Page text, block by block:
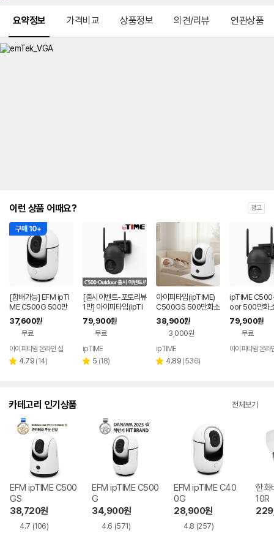
요약정보 가격비교 상품정보 의견/리뷰 연관상품
이런 상품 어때요? 광고
구매 10+
[합배가능] EFM ipTI
ME C500G 500만
화소 홈 CCTV IP 카
메라
37,600원
무료
아이피타임 온라인 샵
별 4.79 리
(14)
[출시이벤트-포토리뷰
1만] 아이피타임(ipTI
ME) C500-OUTDO
OR 실외용 IP 카메라
대한민국 서버 기반 5
K 아웃도어 CCTV
79,900원
무료
ipTIME
별 5 리
(18)
아이피타임(ipTIME)
C500GS 500만화소
가정용 홈캠 펫캠 베이
비캠 국내 서버 홈CC
38,900원
3,000원
ipTIME
별 4.89 리
(536)
ipTIME
oor 500만화
용 CCTV IP
79,900원
무료
아이피타임 온라
카테고리 인기상품 전체보기
EFM ipTIME C500
GS
38,720원
4.7 (106)
EFM ipTIME C500
G
34,900원
4.6 (571)
EFM ipTIME C40
0G
28,900원
4.8 (257)
한
10R